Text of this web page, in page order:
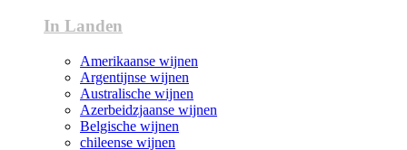
In Landen
Amerikaanse wijnen
Argentijnse wijnen
Australische wijnen
Azerbeidzjaanse wijnen
Belgische wijnen
chileense wijnen